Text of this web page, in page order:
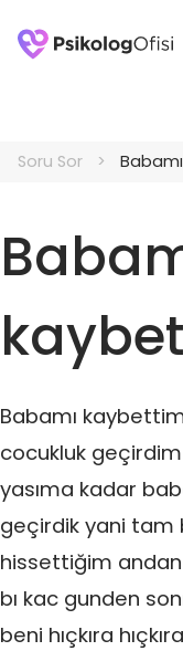
Soru Sor
Babamı
cocukluk geçirdim
yasıma kadar
geçirdik yani tam
hissettiğim
bı kac gunden
beni hıçkıra